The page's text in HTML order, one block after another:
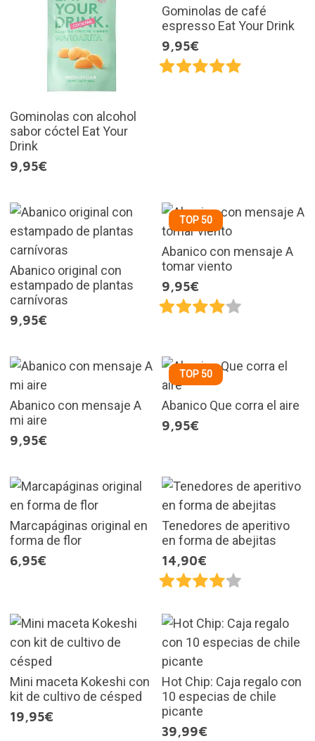
Gominolas con alcohol
sabor cóctel Eat Your
Drink
9,95€
Gominolas de café
espresso Eat Your Drink
9,95€
Abanico original con
estampado de plantas
carnívoras
9,95€
TOP 50
Abanico con mensaje A
tomar viento
9,95€
Abanico con mensaje A
mi aire
9,95€
TOP 50
Abanico Que corra el aire
9,95€
Marcapáginas original en
forma de flor
6,95€
Tenedores de aperitivo
en forma de abejitas
14,90€
Mini maceta Kokeshi con
kit de cultivo de césped
19,95€
Hot Chip: Caja regalo con
10 especias de chile
picante
39,99€